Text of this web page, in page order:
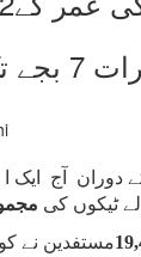
لوگوں کو ٹیکے لگائے گئے
مستفدین نے